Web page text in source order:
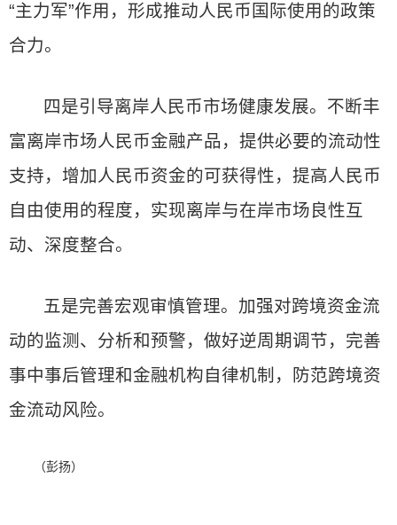
“主力军”作用，形成推动人民币国际使用的政策
合力。
四是引导离岸人民币市场健康发展。不断丰
富离岸市场人民币金融产品，提供必要的流动性
支持，增加人民币资金的可获得性，提高人民币
自由使用的程度，实现离岸与在岸市场良性互
动、深度整合。
五是完善宏观审慎管理。加强对跨境资金流
动的监测、分析和预警，做好逆周期调节，完善
事中事后管理和金融机构自律机制，防范跨境资
金流动风险。
（彭扬）